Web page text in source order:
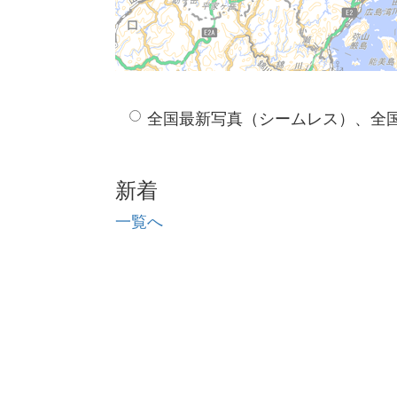
全国最新写真（シームレス）、全
新着
一覧へ